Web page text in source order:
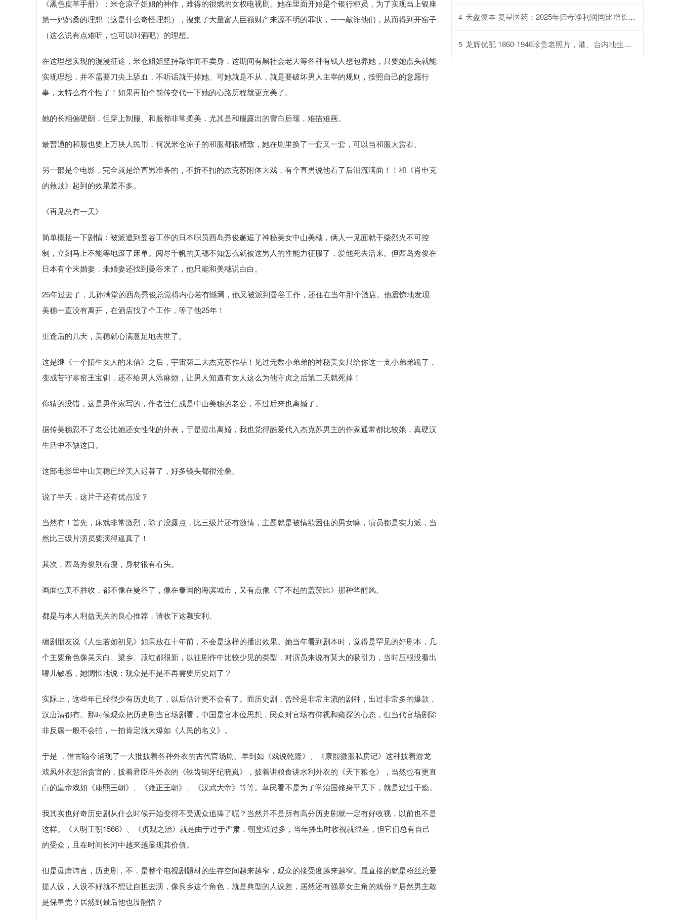
《黑色皮革手册》：米仓凉子姐姐的神作，难得的很燃的女权电视剧。她在里面开始是个银行柜员，为了实现当上银座
第一妈妈桑的理想（这是什么奇怪理想），搜集了大量富人巨额财产来源不明的罪状，一一敲诈他们，从而得到开窑子
（这么说有点难听，也可以叫酒吧）的理想。
在这理想实现的漫漫征途，米仓姐姐坚持敲诈而不卖身，这期间有黑社会老大等各种有钱人想包养她，只要她点头就能
实现理想，并不需要刀尖上舔血，不听话就干掉她。可她就是不从，就是要破坏男人主宰的规则，按照自己的意愿行
事，太特么有个性了！如果再拍个前传交代一下她的心路历程就更完美了。
她的长相偏硬朗，但穿上制服、和服都非常柔美，尤其是和服露出的雪白后颈，难描难画。
最普通的和服也要上万块人民币，何况米仓凉子的和服都很精致，她在剧里换了一套又一套，可以当和服大赏看。
另一部是个电影，完全就是给直男准备的，不折不扣的杰克苏附体大戏，有个直男说他看了后泪流满面！！和《肖申克
的救赎》起到的效果差不多。
《再见总有一天》
简单概括一下剧情：被派遣到曼谷工作的日本职员西岛秀俊邂逅了神秘美女中山美穗，俩人一见面就干柴烈火不可控
制，立刻马上不能等地滚了床单。阅尽千帆的美穗不知怎么就被这男人的性能力征服了，爱他死去活来。但西岛秀俊在
日本有个未婚妻，未婚妻还找到曼谷来了，他只能和美穗说白白。
25年过去了，儿孙满堂的西岛秀俊总觉得内心若有憾焉，他又被派到曼谷工作，还住在当年那个酒店。他震惊地发现
美穗一直没有离开，在酒店找了个工作，等了他25年！
重逢后的几天，美穗就心满意足地去世了。
这是继《一个陌生女人的来信》之后，宇宙第二大杰克苏作品！见过无数小弟弟的神秘美女只给你这一支小弟弟跪了，
变成苦守寒窑王宝钏，还不给男人添麻烦，让男人知道有女人这么为他守贞之后第二天就死掉！
你猜的没错，这是男作家写的，作者辻仁成是中山美穗的老公，不过后来也离婚了。
据传美穗忍不了老公比她还女性化的外表，于是提出离婚，我也觉得酷爱代入杰克苏男主的作家通常都比较娘，真硬汉
生活中不缺这口。
这部电影里中山美穗已经美人迟暮了，好多镜头都很沧桑。
说了半天，这片子还有优点没？
当然有！首先，床戏非常激烈，除了没露点，比三级片还有激情，主题就是被情欲困住的男女嘛，演员都是实力派，当
然比三级片演员要演得逼真了！
其次，西岛秀俊别看瘦，身材很有看头。
画面也美不胜收，都不像在曼谷了，像在秦国的海滨城市，又有点像《了不起的盖茨比》那种华丽风。
都是与本人利益无关的良心推荐，请收下这颗安利。
编剧朋友说《人生若如初见》如果放在十年前，不会是这样的播出效果。她当年看到剧本时，觉得是罕见的好剧本，几
个主要角色像吴天白、梁乡、菽红都很新，以往剧作中比较少见的类型，对演员来说有莫大的吸引力，当时压根没看出
哪儿敏感，她惆怅地说：观众是不是不再需要历史剧了？
实际上，这些年已经很少有历史剧了，以后估计更不会有了。而历史剧，曾经是非常主流的剧种，出过非常多的爆款，
汉唐清都有。那时候观众把历史剧当官场剧看，中国是官本位思想，民众对官场有仰视和窥探的心态，但当代官场剧除
非反腐一般不会拍，一拍肯定就大爆如《人民的名义》。
于是 ，借古喻今涌现了一大批披着各种外衣的古代官场剧。早到如《戏说乾隆》、《康熙微服私房记》这种披着游龙
戏凤外衣惩治贪官的，披着君臣斗外衣的《铁齿铜牙纪晓岚》，披着讲粮食讲水利外衣的《天下粮仓》，当然也有更直
白的皇帝戏如《康熙王朝》、《雍正王朝》、《汉武大帝》等等。草民看不是为了学治国修身平天下，就是过过干瘾。
我其实也好奇历史剧从什么时候开始变得不受观众追捧了呢？当然并不是所有高分历史剧就一定有好收视，以前也不是
这样。《大明王朝1566》、《贞观之治》就是由于过于严肃，朝堂戏过多，当年播出时收视就很差，但它们总有自己
的受众，且在时间长河中越来越显现其价值。
但是毋庸讳言，历史剧，不，是整个电视剧题材的生存空间越来越窄，观众的接受度越来越窄。最直接的就是粉丝总爱
提人设，人设不好就不想让自担去演，像良乡这个角色，就是典型的人设差，居然还有强暴女主角的戏份？居然男主敢
是保皇党？居然到最后他也没醒悟？
4 天盈资本 复星医药：2025年归母净利润同比增长21.69%
5 龙辉优配 1860-1946珍贵老照片，港、台内地生活天差地别，地主豪绅太奢靡_普通百姓_时代_旧社会